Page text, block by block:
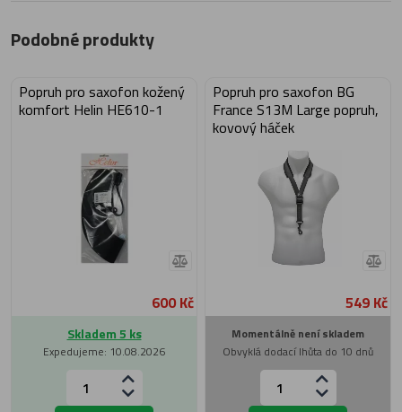
Podobné produkty
Popruh pro saxofon kožený
komfort Helin HE610-1
600 Kč
Skladem 5 ks
Expedujeme: 10.08.2026
Popruh pro saxofon BG
France S13M Large popruh,
kovový háček
549 Kč
Momentálně není skladem
Obvyklá dodací lhůta do 10 dnů